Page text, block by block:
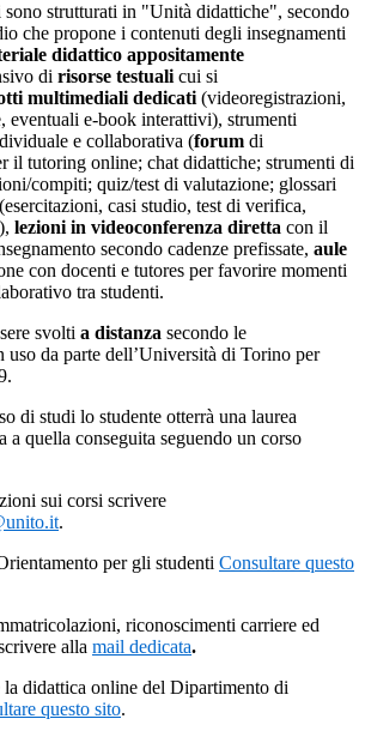
strutturati in "Unità didattiche", secondo
che propone i contenuti degli insegnamenti
didattico appositamente
di risorse testuali cui si
multimediali dedicati (videoregistrazioni,
eventuali e-book interattivi), strumenti
e collaborativa (forum di
il tutoring online; chat didattiche; strumenti di
compiti; quiz/test di valutazione; glossari
(esercitazioni, casi studio, test di verifica,
lezioni in videoconferenza diretta con il
secondo cadenze prefissate, aule
con docenti e tutores per favorire momenti
tra studenti.
svolti a distanza secondo le
uso da parte dell’Università di Torino per
di studi lo studente otterrà una laurea
a quella conseguita seguendo un corso
sui corsi scrivere
.
per gli studenti Consultare questo
riconoscimenti carriere ed
alla mail dedicata.
la didattica online del Dipartimento di
questo sito.